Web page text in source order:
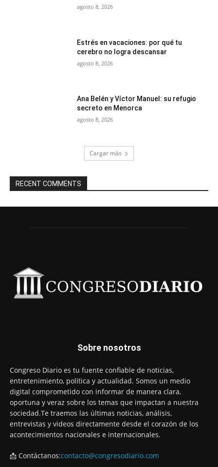
agosto 8, 2026
Estrés en vacaciones: por qué tu
cerebro no logra descansar
agosto 8, 2026
Ana Belén y Víctor Manuel: su refugio
secreto en Menorca
agosto 8, 2026
Cargar más
RECENT COMMENTS
Sobre nosotros
Congreso Diario es tu fuente confiable de noticias,
entretenimiento, política y actualidad. Somos un medio
digital comprometido con informar de manera clara,
oportuna y veraz sobre los temas que impactan a nuestra
sociedad.Te traemos las últimas noticias, análisis,
entrevistas y videos directamente desde el corazón de los
acontecimientos nacionales e internacionales.
📩 Contáctanos:contacto@congresodiario.com